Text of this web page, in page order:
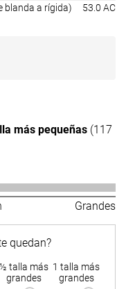
blanda a rígida) 53.0 AC
más pequeñas (117
Grandes
quedan?
½ talla más
grandes
1 talla más
grandes